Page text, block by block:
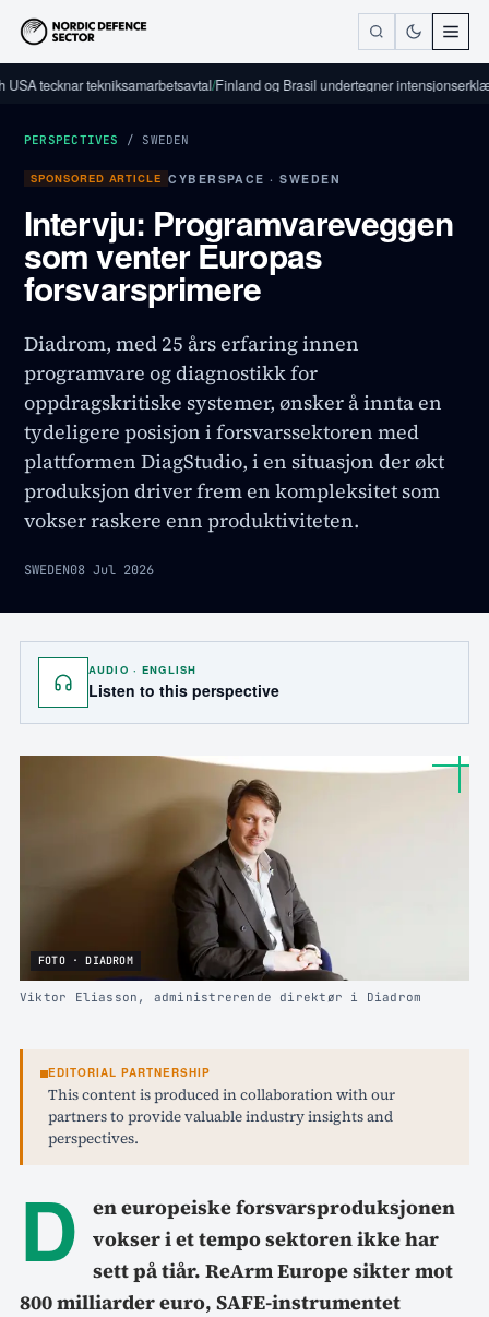
tekniksamarbetsavtal/Finland og Brasil undertegner intensjonserklæring
PERSPECTIVES / SWEDEN
SPONSORED ARTICLE CYBERSPACE · SWEDEN
Intervju: Programvareveggen
som venter Europas
forsvarsprimere
Diadrom, med 25 års erfaring innen
programvare og diagnostikk for
oppdragskritiske systemer, ønsker å innta en
tydeligere posisjon i forsvarssektoren med
plattformen DiagStudio, i en situasjon der økt
produksjon driver frem en kompleksitet som
vokser raskere enn produktiviteten.
SWEDEN08 Jul 2026
AUDIO · ENGLISH
Listen to this perspective
FOTO · DIADROM
Viktor Eliasson, administrerende direktør i Diadrom
EDITORIAL PARTNERSHIP
This content is produced in collaboration with our
partners to provide valuable industry insights and
perspectives.
D
en europeiske forsvarsproduksjonen
vokser i et tempo sektoren ikke har
sett på tiår. ReArm Europe sikter mot
800 milliarder euro, SAFE-instrumentet